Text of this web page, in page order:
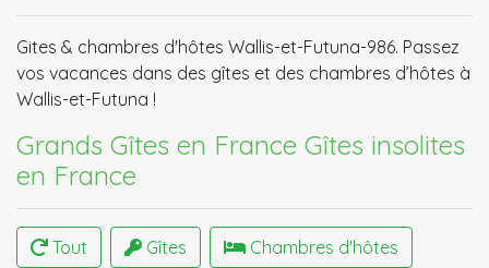
Gites & chambres d'hôtes Wallis-et-Futuna-986. Passez
vos vacances dans des gîtes et des chambres d’hôtes à
Wallis-et-Futuna !
Grands Gîtes en France​ Gîtes insolites
en France
Tout Gîtes Chambres d'hôtes